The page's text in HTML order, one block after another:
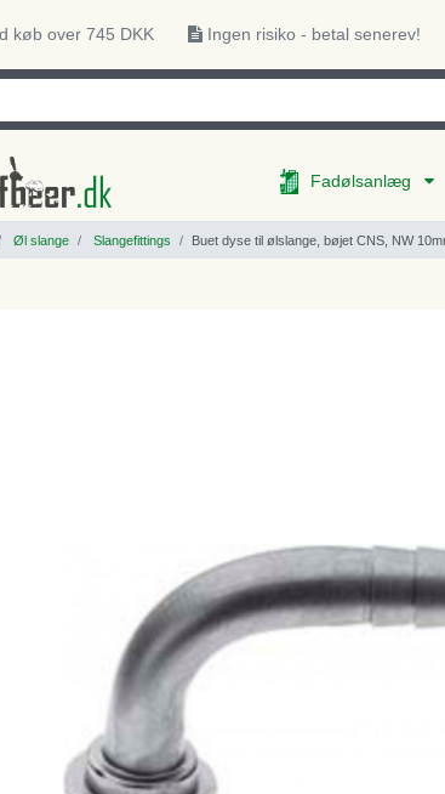
køb over 745 DKK Ingen risiko - betal senerev!
Fadølsanlæg
Øl slange Slangefittings Buet dyse til ølslange, bøjet CNS, NW